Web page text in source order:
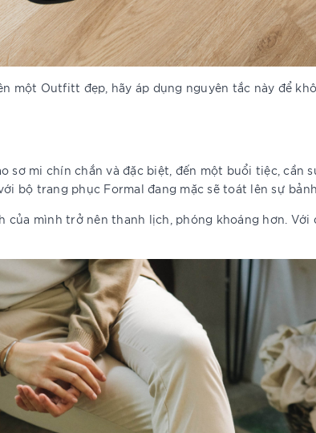
một Outfitt đẹp, hãy áp dụng nguyên tắc này để
sơ mi chín chắn và đặc biệt, đến một buổi tiệc,
bộ trang phục Formal đang mặc sẽ toát lên sự
của mình trở nên thanh lịch, phóng khoáng hơn.